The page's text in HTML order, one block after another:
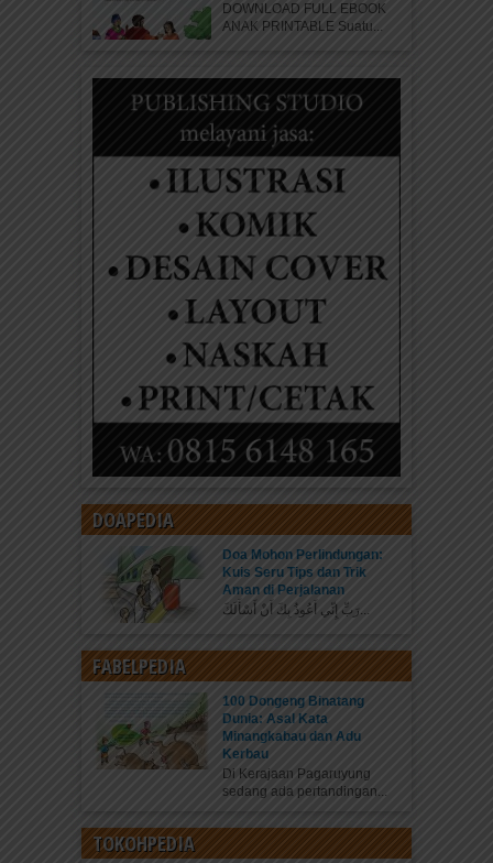
DOWNLOAD FULL EBOOK
ANAK PRINTABLE Suatu...
DOAPEDIA
Doa Mohon Perlindungan:
Kuis Seru Tips dan Trik
Aman di Perjalanan
رَبِّ إِنِّي أَعُوذُ بِكَ أَنْ أَسْأَلَكَ...
FABELPEDIA
100 Dongeng Binatang
Dunia: Asal Kata
Minangkabau dan Adu
Kerbau
Di Kerajaan Pagaruyung
sedang ada pertandingan...
TOKOHPEDIA